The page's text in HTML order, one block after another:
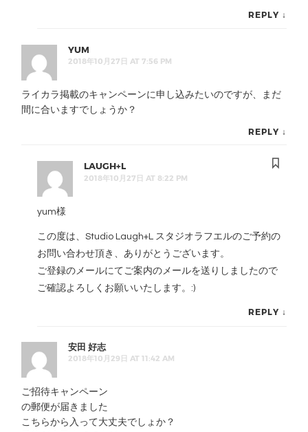
REPLY ↓
YUM
2018年10月27日 AT 7:56 PM
ライカラ掲載のキャンペーンに申し込みたいのですが、まだ
間に合いますでしょうか？
REPLY ↓
LAUGH+L
2018年10月27日 AT 8:22 PM
yum様
この度は、Studio Laugh+L スタジオラフエルのご予約の
お問い合わせ頂き、ありがとうございます。
ご登録のメールにてご案内のメールを送りしましたので
ご確認よろしくお願いいたします。:)
REPLY ↓
安田 好志
2018年10月29日 AT 11:42 AM
ご招待キャンペーン
の郵便が届きました
こちらから入って大丈夫でしょか？